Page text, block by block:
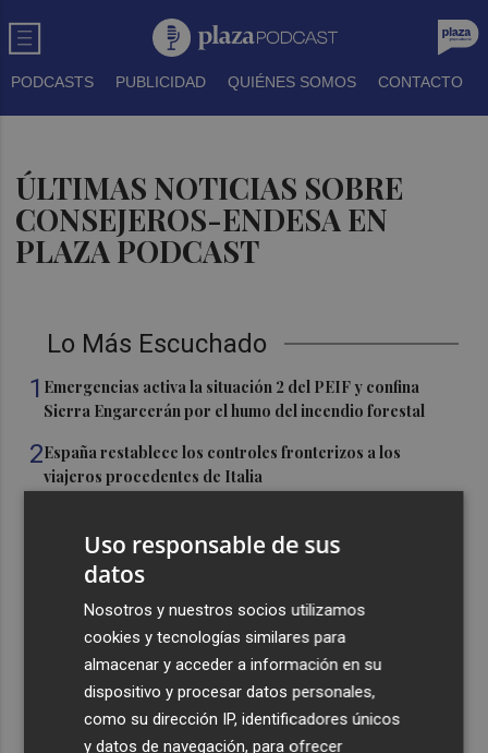
PODCASTS PUBLICIDAD QUIÉNES SOMOS CONTACTO
ÚLTIMAS NOTICIAS SOBRE
CONSEJEROS-ENDESA EN
PLAZA PODCAST
Lo Más Escuchado
1 Emergencias activa la situación 2 del PEIF y confina
Sierra Engarcerán por el humo del incendio forestal
2España restablece los controles fronterizos a los
viajeros procedentes de Italia
Ferran Torres, recibido con un baño de masas en su
pueblo: "Allá donde voy siempre digo que soy de Foios"
Foios se vuelca con Ferran Torres
Uso responsable de sus
datos
Nosotros y nuestros socios utilizamos
cookies y tecnologías similares para
almacenar y acceder a información en su
dispositivo y procesar datos personales,
como su dirección IP, identificadores únicos
y datos de navegación, para ofrecer